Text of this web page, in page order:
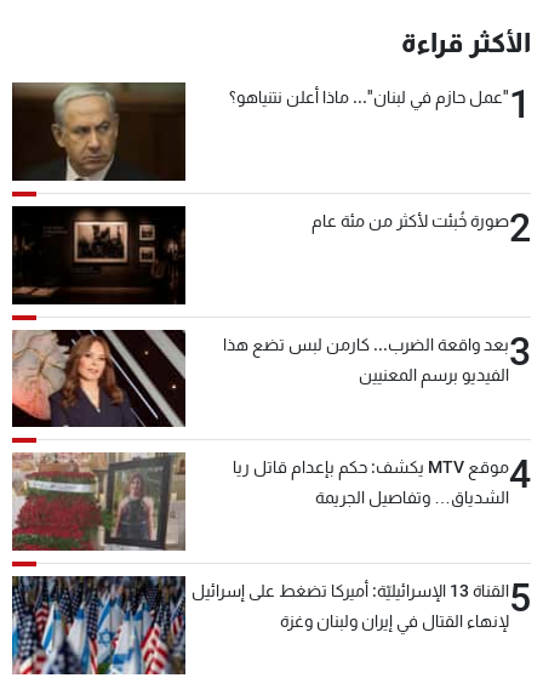
الأكثر قراءة
1"عمل حازم في لبنان"... ماذا أعلن نتنياهو؟
2صورة خُبئت لأكثر من مئة عام
3بعد واقعة الضرب... كارمن لبس تضع هذا
الفيديو برسم المعنيين
4
موقع MTV يكشف: حكم بإعدام قاتل ريا
الشدياق… وتفاصيل الجريمة
5
القناة 13 الإسرائيليّة: أميركا تضغط على إسرائيل
لإنهاء القتال في إيران ولبنان وغزة